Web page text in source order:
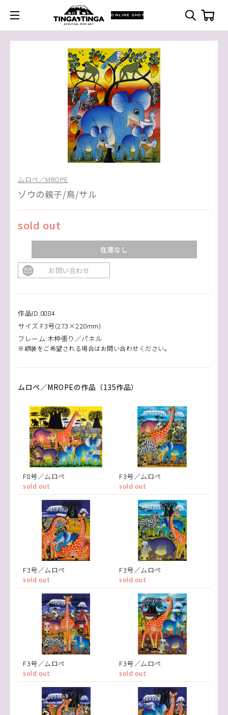
ONLINE SHOP
ムロペ／MROPE
ゾウの親子/鳥/サル
sold out
在庫なし
お問い合わせ
作品ID:0884
サイズ:F3号(273×220mm)
フレーム:木枠張り／パネル
※額装をご希望される場合はお問い合わせください。
ムロペ／MROPEの作品（135作品）
F8号／ムロペ
sold out
F3号／ムロペ
sold out
F3号／ムロペ
sold out
F3号／ムロペ
sold out
F3号／ムロペ
sold out
F3号／ムロペ
sold out